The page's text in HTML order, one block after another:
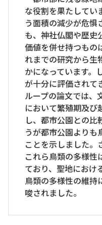
な役割を果たしてい
う面積の減少が危惧
も、神社仏閣や歴史
価値を併せ持つもの
れまでの研究から生
かになっています。
が十分に評価されて
ループの論文では、
において繁殖期及び
し、都市公園との
うが都市公園よりも
ことを示しました。
これら鳥類の多様性
ており、聖地におけ
鳥類の多様性の維持
唆されました。